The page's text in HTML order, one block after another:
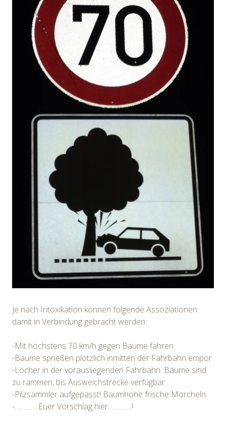
Je nach Intoxikation können folgende Assoziationen
damit in Verbindung gebracht werden:
-Mit höchstens 70 km/h gegen Bäume fahren
-Bäume sprießen plötzlich inmitten der Fahrbahn empor
-Löcher in der vorausliegenden Fahrbahn. Bäume sind
zu rammen, bis Ausweichstrecke verfügbar.
-Pilzsammler aufgepasst! Baumhohe frische Morcheln
-………….Euer Vorschlag hier………….!